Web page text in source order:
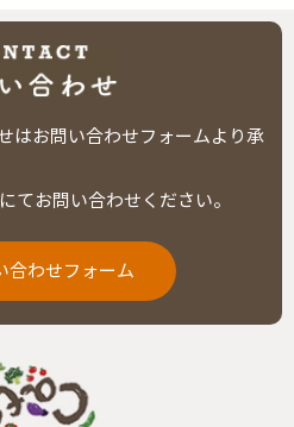
はお問い合わせフォームより承
てお問い合わせください。
合わせフォーム